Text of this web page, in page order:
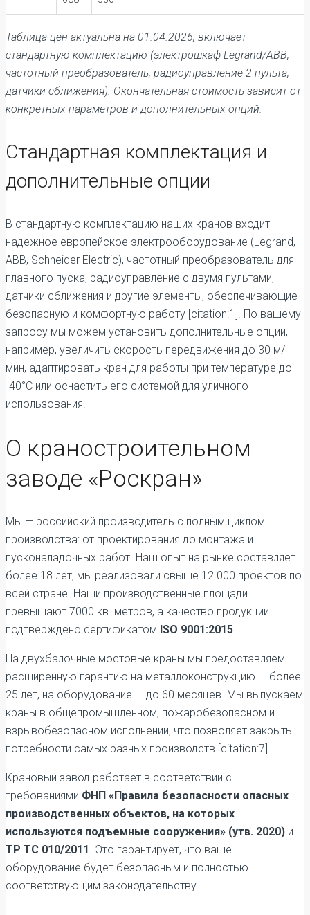
Таблица цен актуальна на 01.04.2026, включает
стандартную комплектацию (электрошкаф Legrand/ABB,
частотный преобразователь, радиоуправление 2 пульта,
датчики сближения). Окончательная стоимость зависит от
конкретных параметров и дополнительных опций.
Стандартная комплектация и
дополнительные опции
В стандартную комплектацию наших кранов входит
надежное европейское электрооборудование (Legrand,
ABB, Schneider Electric), частотный преобразователь для
плавного пуска, радиоуправление с двумя пультами,
датчики сближения и другие элементы, обеспечивающие
безопасную и комфортную работу [citation:1]. По вашему
запросу мы можем установить дополнительные опции,
например, увеличить скорость передвижения до 30 м/
мин, адаптировать кран для работы при температуре до
-40°C или оснастить его системой для уличного
использования.
О краностроительном
заводе «Роскран»
Мы — российский производитель с полным циклом
производства: от проектирования до монтажа и
пусконаладочных работ. Наш опыт на рынке составляет
более 18 лет, мы реализовали свыше 12 000 проектов по
всей стране. Наши производственные площади
превышают 7000 кв. метров, а качество продукции
подтверждено сертификатом ISO 9001:2015.
На двухбалочные мостовые краны мы предоставляем
расширенную гарантию на металлоконструкцию — более
25 лет, на оборудование — до 60 месяцев. Мы выпускаем
краны в общепромышленном, пожаробезопасном и
взрывобезопасном исполнении, что позволяет закрыть
потребности самых разных производств [citation:7].
Крановый завод работает в соответствии с
требованиями ФНП «Правила безопасности опасных
производственных объектов, на которых
используются подъемные сооружения» (утв. 2020) и
ТР ТС 010/2011. Это гарантирует, что ваше
оборудование будет безопасным и полностью
соответствующим законодательству.